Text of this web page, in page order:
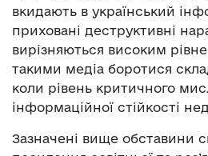
вкидають в український
приховані деструктивні
вирізняються високим
такими медіа боротися
коли рівень критичного
інформаційної стійкості
Зазначені вище обставини